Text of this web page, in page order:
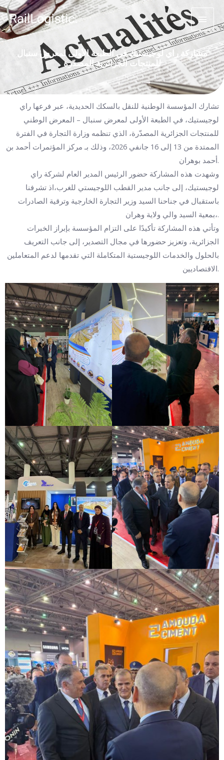
مشاركة راي لوجيستيك في الطبعة الأولى لمعرض سنبال
للمنتجات الجزائرية المصدّرة
تشارك المؤسسة الوطنية للنقل بالسكك الحديدية، عبر فرعها راي
لوجيستيك، في الطبعة الأولى لمعرض سنبال – المعرض الوطني
للمنتجات الجزائرية المصدّرة، الذي تنظمه وزارة التجارة في الفترة
الممتدة من 13 إلى 16 جانفي 2026، وذلك بـ مركز المؤتمرات أحمد بن
أحمد بوهران.
وشهدت هذه المشاركة حضور الرئيس المدير العام لشركة راي
لوجيستيك، إلى جانب مدير القطب اللوجيستي للغرب،اذ تشرفنا
باستقبال في جناحنا السيد وزير التجارة الخارجية وترقية الصادرات
،بمعية السيد والي ولاية وهران.
وتأتي هذه المشاركة تأكيدًا على التزام المؤسسة بإبراز الخبرات
الجزائرية، وتعزيز حضورها في مجال التصدير، إلى جانب التعريف
بالحلول والخدمات اللوجيستية المتكاملة التي تقدمها لدعم المتعاملين
الاقتصاديين.